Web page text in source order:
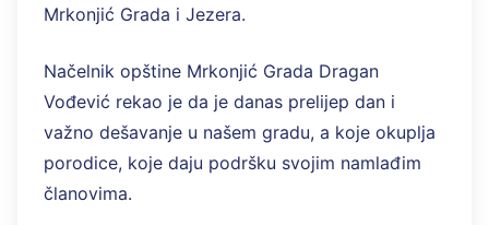
Mrkonjić Grada i Jezera.
Načelnik opštine Mrkonjić Grada Dragan
Vođević rekao je da je danas prelijep dan i
važno dešavanje u našem gradu, a koje okuplja
porodice, koje daju podršku svojim namlađim
članovima.